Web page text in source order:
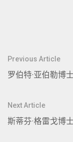
文
章
航
Previous Article
罗伯特·亚伯勒博
Next Article
斯蒂芬·格雷戈博